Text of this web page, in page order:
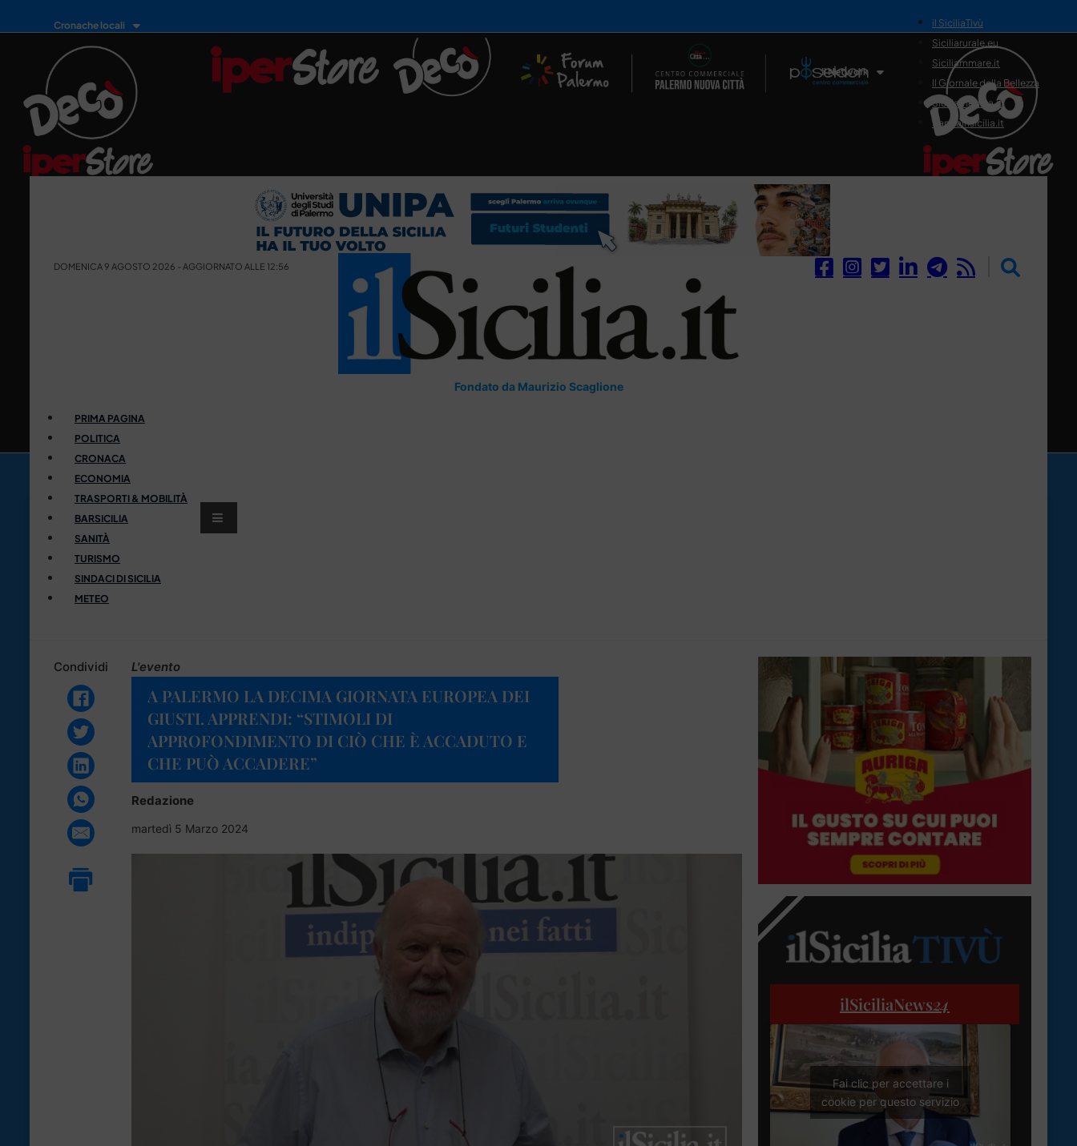
Cronache locali
Il Network
il SiciliaTivù
Siciliarurale.eu
Siciliammare.it
Il Giornale della Bellezza
Siciliamedica.it
Sanitainsicilia.it
DOMENICA 9 AGOSTO 2026 - AGGIORNATO ALLE 12:56
Fondato da Maurizio Scaglione
PRIMA PAGINA
POLITICA
CRONACA
ECONOMIA
TRASPORTI & MOBILITÀ
BARSICILIA
SANITÀ
TURISMO
SINDACI DI SICILIA
METEO
Condividi L'evento
A PALERMO LA DECIMA GIORNATA EUROPEA DEI
GIUSTI. APPRENDI: “STIMOLI DI
APPROFONDIMENTO DI CIÒ CHE È ACCADUTO E
CHE PUÒ ACCADERE”
Redazione
martedì 5 Marzo 2024
ilSiciliaNews24
Fai clic per accettare i
cookie per questo servizio